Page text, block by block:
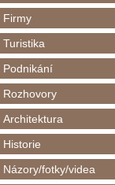
Firmy
Turistika
Podnikání
Rozhovory
Architektura
Historie
Názory/fotky/videa